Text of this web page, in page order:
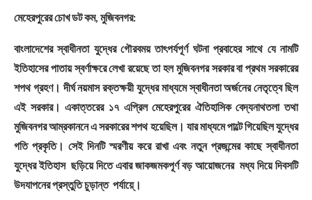
মেহেরপুরের চোখ ডট কম, মুজিবনগর:
বাংলাদেশের স্বাধীনতা যুদ্ধের গৌরবময় তাৎপর্যপূর্ণ ঘটনা প্রবাহের সাথে যে নামটি
ইতিহাসের পাতায় স্বর্ণাক্ষরে লেখা রয়েছে তা হল মুজিবনগর সরকার বা প্রথম সরকারের
শপথ গ্রহণ। দীর্ঘ নয়মাস রক্তক্ষয়ী যুদ্ধের মাধ্যমে স্বাধীনতা অর্জনের নেতৃত্বে ছিল
এই সরকার। একাত্তরের ১৭ এপ্রিল মেহেরপুরের ঐতিহাসিক বেদ্যনাথতলা তথা
মুজিবনগর আম্রকাননে এ সরকারের শপথ হয়েছিল। যার মাধ্যমে পাল্টে গিয়েছিল যুদ্ধের
গতি প্রকৃতি। সেই দিনটি স্মরণীয় করে রাখা এবং নতুন প্রজন্মের কাছে স্বাধীনতা
যুদ্ধের ইতিহাস ছড়িয়ে দিতে এবার জাকজমকপূর্ণ বড় আয়োজনের মধ্য দিয়ে দিবসটি
উদযাপনের প্রস্তুতি চুড়ান্ত পর্যায়ে্।